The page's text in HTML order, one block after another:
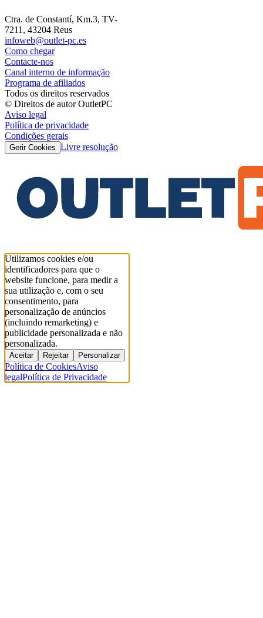
Ctra. de Constantí, Km.3, TV-
7211, 43204 Reus
infoweb@outlet-pc.es
Como chegar
Contacte-nos
Canal interno de informação
Programa de afiliados
Todos os direitos reservados
© Direitos de autor OutletPC
Aviso legal
Política de privacidade
Condições gerais
Gerir Cookies Livre resolução
Utilizamos cookies e/ou
identificadores para que o
website funcione, para medir a
sua utilização e, com o seu
consentimento, para
personalização de anúncios
(incluindo remarketing) e
publicidade personalizada e não
personalizada.
Aceitar Rejeitar Personalizar
Política de CookiesAviso
legalPolítica de Privacidade